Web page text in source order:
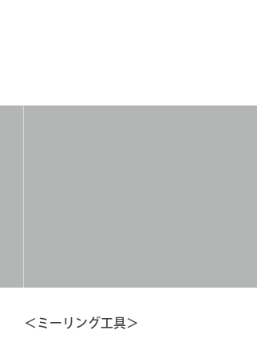
＜ミーリング工具＞